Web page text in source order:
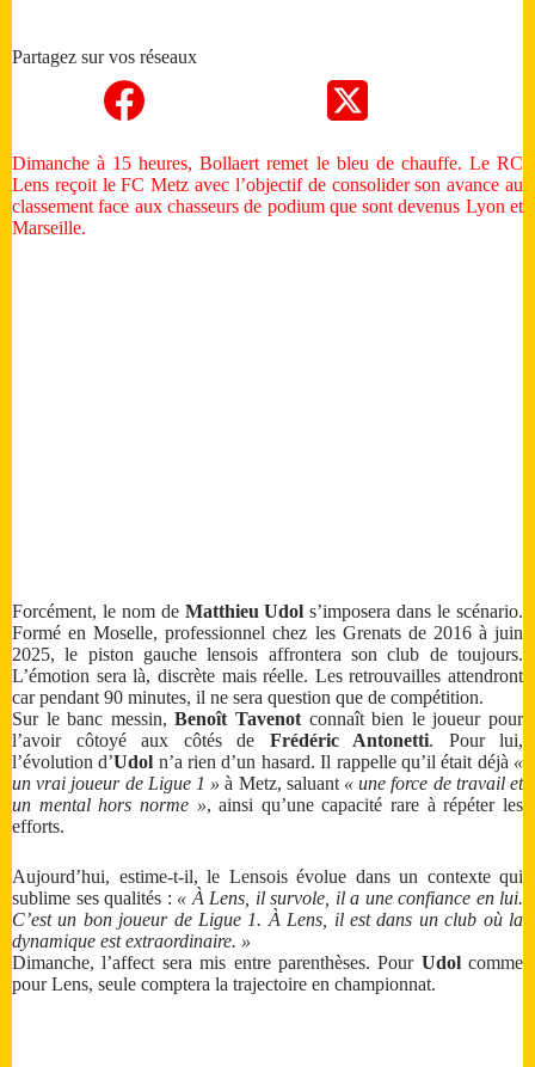
Partagez sur vos réseaux
Dimanche à 15 heures, Bollaert remet le bleu de chauffe. Le RC
Lens reçoit le FC Metz avec l’objectif de consolider son avance au
classement face aux chasseurs de podium que sont devenus Lyon et
Marseille.
Forcément, le nom de Matthieu Udol s’imposera dans le scénario.
Formé en Moselle, professionnel chez les Grenats de 2016 à juin
2025, le piston gauche lensois affrontera son club de toujours.
L’émotion sera là, discrète mais réelle. Les retrouvailles attendront
car pendant 90 minutes, il ne sera question que de compétition.
Sur le banc messin,Benoît Tavenot connaît bien le joueur pour
l’avoir côtoyé aux côtés de Frédéric Antonetti. Pour lui,
l’évolution d’Udol n’a rien d’un hasard. Il rappelle qu’il était déjà «
un vrai joueur de Ligue 1 » à Metz, saluant « une force de travail et
un mental hors norme », ainsi qu’une capacité rare à répéter les
efforts.
Aujourd’hui, estime-t-il, le Lensois évolue dans un contexte qui
sublime ses qualités : « À Lens, il survole, il a une confiance en lui.
C’est un bon joueur de Ligue 1. À Lens, il est dans un club où la
dynamique est extraordinaire. »
Dimanche, l’affect sera mis entre parenthèses. Pour Udolcomme
pour Lens, seule comptera la trajectoire en championnat.